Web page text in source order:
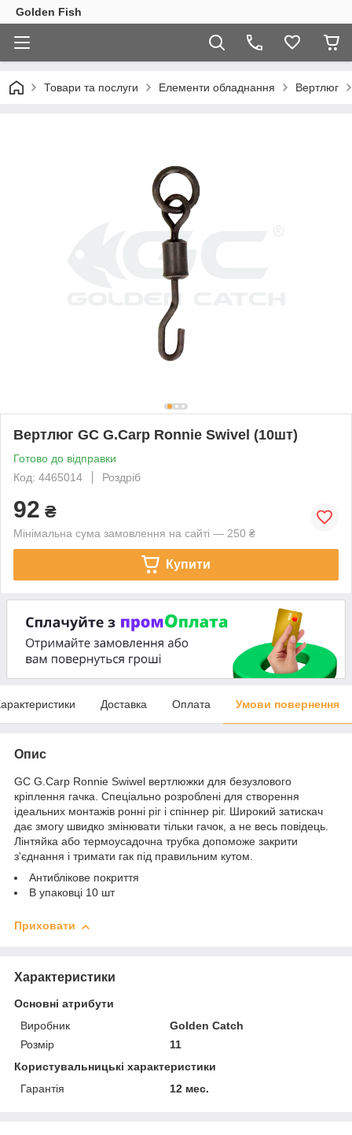
Golden Fish
Товари та послуги Елементи обладнання Вертлюг
Вертлюг GC G.Carp Ronnie Swivel (10шт)
Готово до відправки
Код: 4465014
Роздріб
92 ₴
Мінімальна сума замовлення на сайті — 250 ₴
Купити
Доставка Оплата Умови повернення
Опис
GC G.Carp Ronnie Swiwel вертлюжки для безузлового
кріплення гачка. Спеціально розроблені для створення
ідеальних монтажів ронні ріг і спіннер ріг. Широкий затискач
дає змогу швидко змінювати тільки гачок, а не весь повідець.
Лінтяйка або термоусадочна трубка допоможе закрити
з'єднання і тримати гак під правильним кутом.
Антиблікове покриття
В упаковці 10 шт
Приховати
Характеристики
Основні атрибути
Виробник
Golden Catch
Розмір
11
Користувальницькі характеристики
Гарантія
12 мес.